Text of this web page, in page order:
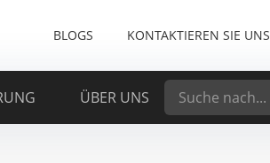
BLOGS KONTAKTIEREN SIE UNS
ÜBER UNS